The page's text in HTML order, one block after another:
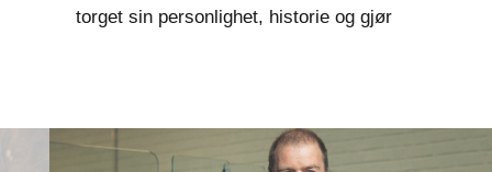
torget sin personlighet, historie og gjør